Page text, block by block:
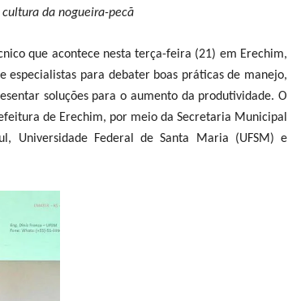
da nogueira-pecã
que acontece nesta terça-feira (21) em Erechim,
para debater boas práticas de manejo,
soluções para o aumento da produtividade. O
de Erechim, por meio da Secretaria Municipal
Universidade Federal de Santa Maria (UFSM) e